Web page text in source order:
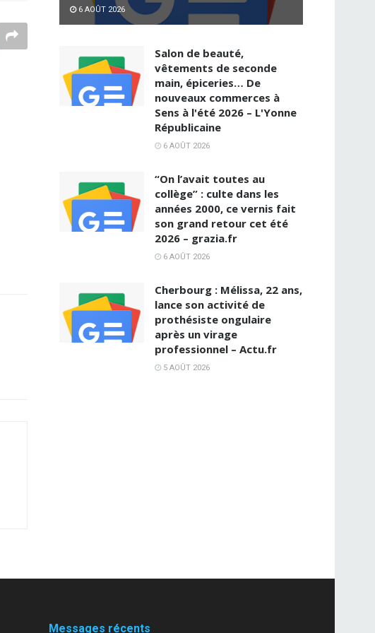
6 AOÛT 2026
Salon de beauté,
vêtements de seconde
main, épiceries… De
nouveaux commerces à
Sens à l'été 2026 – L'Yonne
Républicaine
6 AOÛT 2026
“On l’avait toutes au
collège” : culte dans les
années 2000, ce vernis fait
son grand retour cet été
2026 – grazia.fr
6 AOÛT 2026
Cherbourg : Mélissa, 22 ans,
lance son activité de
prothésiste ongulaire
après un virage
professionnel – Actu.fr
5 AOÛT 2026
Messages récents